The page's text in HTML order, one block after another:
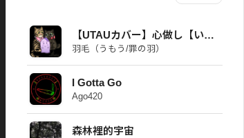
【UTAUカバー】心做し【いとはなし】
羽毛（うもう/罪の羽）
I Gotta Go
Ago420
森林裡的宇宙
Blow 吹音樂
Packer 派歌
SimpleLife 簡單生活節
ParkPark Carnival
一起比 YEAH 吧